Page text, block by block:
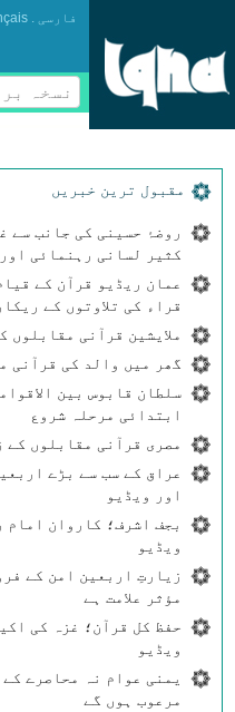
فارسی .
نسخہ
مقبول ترین خبریں
روضۂ حسینی کی جانب سے
کثیر لسانی رہنمائی
عمان ریڈیو قرآن کے
قراء کی تلاوتوں کے
ملایشین قرآنی مقابلوں
گھر میں والد کی قرآنی
ابتدائی مرحلہ شروع
مصری قرآنی مقابلوں کے
عراق کے سب سے بڑے
اور ویڈیو
بجف اشرف؛ کاروان
ویڈیو
زیارتِ اربعین امن کے
مؤثر علامت ہے
حفظ کل قرآن؛ غزہ کی
ویڈیو
یمنی عوام نہ محاصرے
مرعوب ہوں گے